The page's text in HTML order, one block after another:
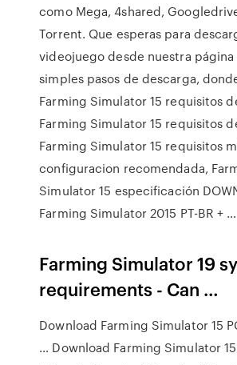
como Mega, 4shared,
Torrent. Que esperas para
videojuego desde nuestra
simples pasos de descarga,
Farming Simulator 15 requisitos
Farming Simulator 15 requisitos
Farming Simulator 15 requisitos
configuracion recomendada,
Simulator 15 especificación
Farming Simulator 2015 PT-BR + …
Farming Simulator 19
requirements - Can …
Download Farming Simulator 15
… Download Farming Simulator